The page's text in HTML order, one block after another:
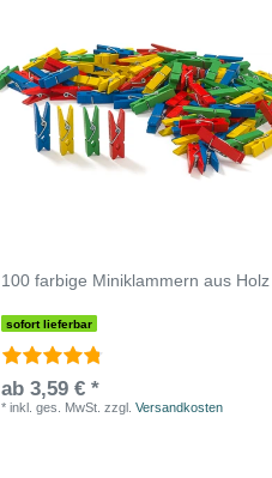
100 farbige Miniklammern aus Holz
sofort lieferbar
ab 3,59 € *
*inkl. ges. MwSt. zzgl.Versandkosten